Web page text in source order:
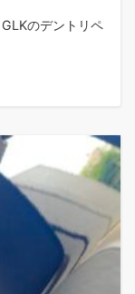
のデントリペ